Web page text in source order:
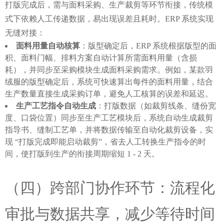
打版完成后，需与面料采购、生产裁剪等环节衔接，传统模
式下依赖人工传递数据，易出现误差且耗时。ERP 系统实现
无缝对接：
面料用量自动核算 ：版型确定后，ERP 系统根据版型的面
积、面料门幅、排料方案自动计算所需面料用量（含损
耗），并同步至采购模块生成面料采购需求。例如，某款羽
绒服的版型确定后，系统可快速算出每件的面料用量，结合
生产数量直接生成采购订单，避免人工核算的误差和延迟。
生产工艺指令自动生成 ：打版数据（如裁剪线条、缝份宽
度、口袋位置）同步至生产工艺模块后，系统自动生成裁剪
指导书、缝制工艺单，并将数据传输至自动化裁剪设备，实
现 “打版完成即能启动裁剪”，省去人工转换生产指令的时
间，使打版到生产的衔接周期缩短 1 - 2 天。
（四）跨部门协作环节：流程化
审批与数据共享，减少等待时间